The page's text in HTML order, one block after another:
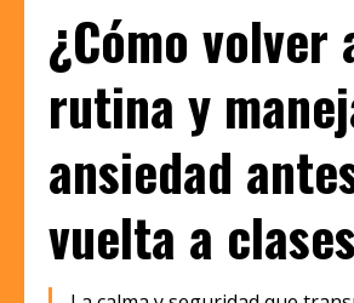
¿Cómo volver
rutina y
ansiedad
vuelta a